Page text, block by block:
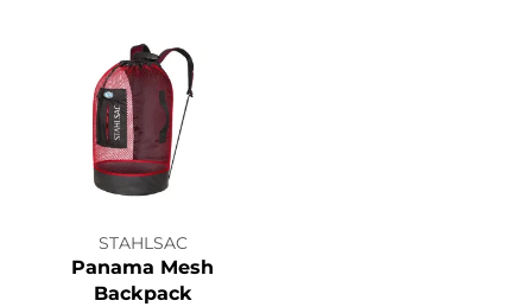
STAHLSAC
Panama Mesh
Backpack